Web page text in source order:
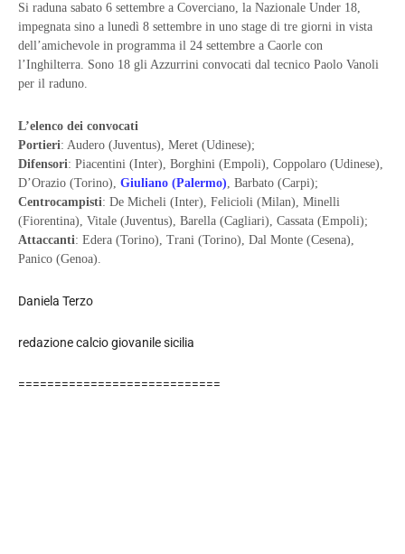
Si raduna sabato 6 settembre a Coverciano, la Nazionale Under 18,
impegnata sino a lunedì 8 settembre in uno stage di tre giorni in vista
dell’amichevole in programma il 24 settembre a Caorle con
l’Inghilterra. Sono 18 gli Azzurrini convocati dal tecnico Paolo Vanoli
per il raduno.
L’elenco dei convocati
Portieri: Audero (Juventus), Meret (Udinese);
Difensori: Piacentini (Inter), Borghini (Empoli), Coppolaro (Udinese),
D’Orazio (Torino), Giuliano (Palermo), Barbato (Carpi);
Centrocampisti: De Micheli (Inter), Felicioli (Milan), Minelli
(Fiorentina), Vitale (Juventus), Barella (Cagliari), Cassata (Empoli);
Attaccanti: Edera (Torino), Trani (Torino), Dal Monte (Cesena),
Panico (Genoa).
Daniela Terzo
redazione calcio giovanile sicilia
============================